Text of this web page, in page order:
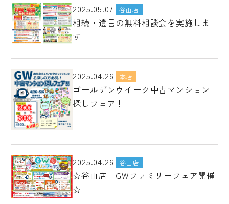
2025.05.07 谷山店
相続・遺言の無料相談会を実施しま
す
2025.04.26 本店
ゴールデンウイーク中古マンション
探しフェア！
2025.04.26 谷山店
☆谷山店 GWファミリーフェア開催
☆